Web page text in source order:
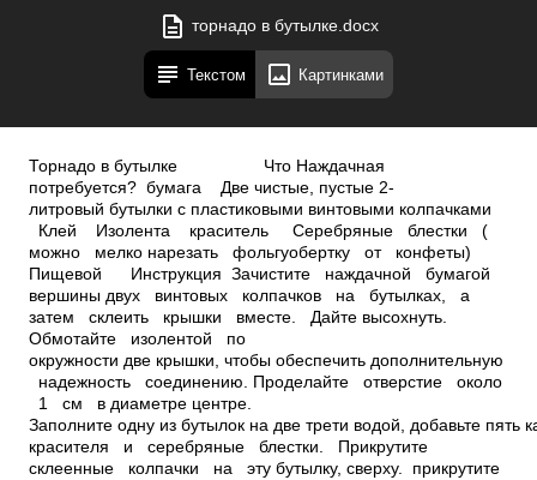
торнадо в бутылке.docx
Текстом Картинками
Торнадо в бутылке Что Наждачная
потребуется? бумага Две чистые, пустые 2­
литровый бутылки с пластиковыми винтовыми колпачками
Клей Изолента краситель Серебряные блестки (
можно мелко нарезать фольгу­обертку от конфеты)
Пищевой Инструкция Зачистите наждачной бумагой
вершины двух винтовых колпачков на бутылках, а
затем склеить крышки вместе. Дайте высохнуть.
Обмотайте изолентой по
окружности две крышки, чтобы обеспечить дополнительную
надежность соединению. Проделайте отверстие около
1 см в диаметре центре.
Заполните одну из бутылок на две трети водой, добавьте пять
красителя и серебряные блестки. Прикрутите
склеенные колпачки на эту бутылку, сверху. прикрутите